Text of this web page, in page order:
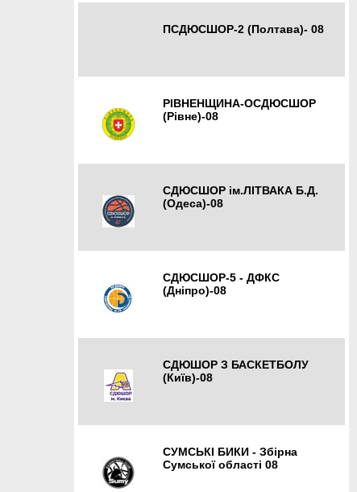
ПСДЮСШОР-2 (Полтава)- 08
РІВНЕНЩИНА-ОСДЮСШОР
(Рівне)-08
СДЮСШОР ім.ЛІТВАКА Б.Д.
(Одеса)-08
СДЮСШОР-5 - ДФКС
(Дніпро)-08
СДЮШОР З БАСКЕТБОЛУ
(Київ)-08
СУМСЬКІ БИКИ - Збірна
Сумської області 08